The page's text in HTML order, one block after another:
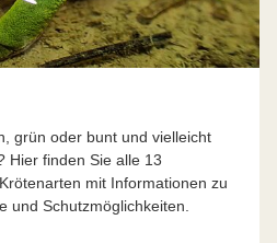
grün oder bunt und vielleicht
Hier finden Sie alle 13
mit Informationen zu
und Schutzmöglichkeiten.